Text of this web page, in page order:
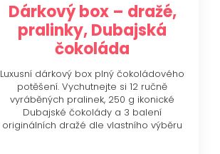
Dárkový box – dražé,
pralinky, Dubajská
čokoláda
Luxusní dárkový box plný čokoládového
potěšení. Vychutnejte si 12 ručně
vyráběných pralinek, 250 g ikonické
Dubajské čokolády a 3 balení
originálních dražé dle vlastního výběru